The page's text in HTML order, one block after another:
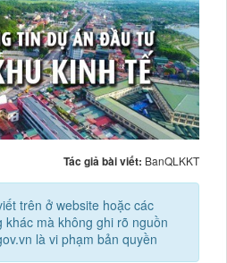
Tác giả bài viết: BanQLKKT
trên ở website hoặc các
mà không ghi rõ nguồn
là vi phạm bản quyền